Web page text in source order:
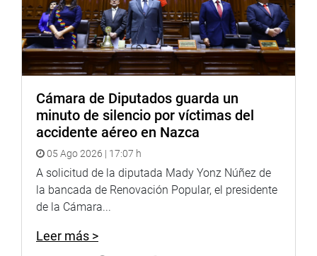
Cámara de Diputados guarda un
minuto de silencio por víctimas del
accidente aéreo en Nazca
05 Ago 2026 | 17:07 h
A solicitud de la diputada Mady Yonz Núñez de
la bancada de Renovación Popular, el presidente
de la Cámara...
Leer más >